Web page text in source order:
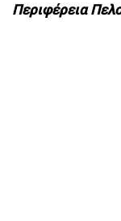
Περιφέρεια